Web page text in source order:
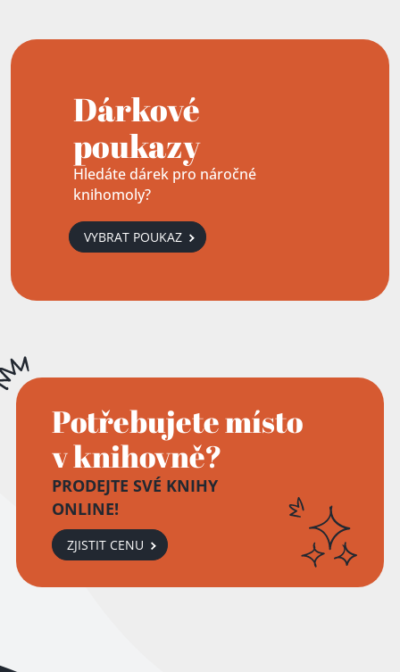
Dárkové
poukazy
Hledáte dárek pro náročné
knihomoly?
VYBRAT POUKAZ
Potřebujete místo
v knihovně?
PRODEJTE SVÉ KNIHY
ONLINE!
ZJISTIT CENU
Přidáno do košíku!